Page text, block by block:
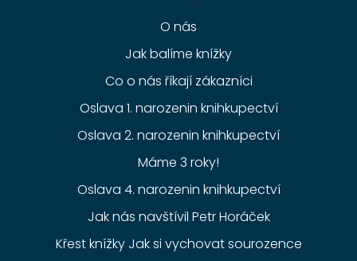
O nás
Jak balíme knížky
Co o nás říkají zákazníci
Oslava 1. narozenin knihkupectví
Oslava 2. narozenin knihkupectví
Máme 3 roky!
Oslava 4. narozenin knihkupectví
Jak nás navštívil Petr Horáček
Křest knížky Jak si vychovat sourozence